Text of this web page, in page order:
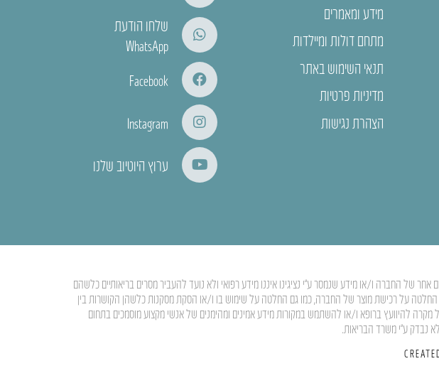
מידע ומאמרים
מתחם דולות ומיילדות
תנאי השימוש באתר
מדיניות פרטיות
הצהרת נגישות
שלחו הודעת
WhatsApp
Facebook
Instagram
ערוץ היוטיוב שלנו
של החברה ו/או מידע שנמסר ע”י נציגינו איננו מידע רפואי ולא נועד להעביר מסרים בריאותיים כלשהם
החלטה על רכישת מוצר של החברה, כמו גם החלטה על שימוש בו ו/או הסקת מסקנות כלשהן הקושרות בין
להיוועץ ברופא ו/או להשתמש במקורות מידע אמינים ומהימנים של אנשי מקצוע מוסמכים בתחום
נבדק ע”י משרד הבריאות.